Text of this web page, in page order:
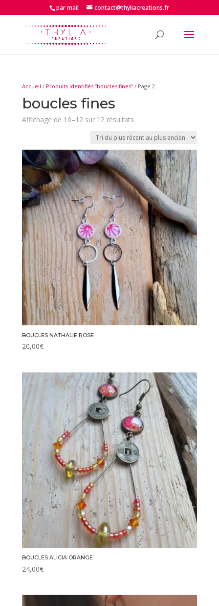
par mail contact@thyliacreations.fr
Accueil / Produits identifiés “boucles fines”/ Page 2
boucles fines
Affichage de 10–12 sur 12 résultatsTrié
plus
au
plus
ancien
BOUCLES NATHALIE ROSE
20,00€
BOUCLES ALICIA ORANGE
24,00€